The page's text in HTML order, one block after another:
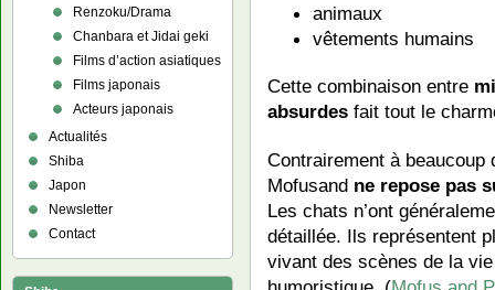
animaux
vêtements humains
Cette combinaison entre
absurdes fait tout le
Contrairement à beaucoup
Mofusand ne repose pas
Les chats n’ont
détaillée. Ils représentent
vivant des scènes de la
Renzoku/Drama
Chanbara et Jidai geki
Films d’action asiatiques
Films japonais
Acteurs japonais
Actualités
Shiba
Japon
Newsletter
Contact